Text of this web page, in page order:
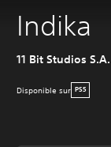
Indika
11 Bit Studios S.A.
Disponible sur PS5